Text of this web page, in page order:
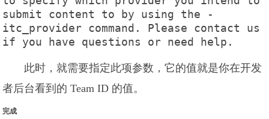
submit content to by using the -
itc_provider command. Please contact us
if you have questions or need help.
此时，就需要指定此项参数，它的值就是你在开发
者后台看到的 Team ID 的值。
完成